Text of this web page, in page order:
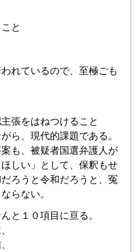
と
れているので、至極ごも
張をはねつけること
ら、現代的課題である。
も、被疑者国選弁護人が
しい」として、保釈もせ
ろうと令和だろうと、冤
らない。
と１０項目に亘る。